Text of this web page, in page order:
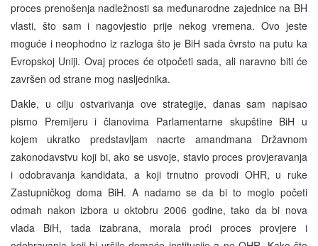
proces prenošenja nadležnosti sa međunarodne zajednice na BH
vlasti, što sam i nagovjestio prije nekog vremena. Ovo jeste
moguće i neophodno iz razloga što je BiH sada čvrsto na putu ka
Evropskoj Uniji. Ovaj proces će otpočeti sada, ali naravno biti će
završen od strane mog nasljednika.
Dakle, u cilju ostvarivanja ove strategije, danas sam napisao
pismo Premijeru i članovima Parlamentarne skupštine BiH u
kojem ukratko predstavljam nacrte amandmana Državnom
zakonodavstvu koji bi, ako se usvoje, stavio proces provjeravanja
i odobravanja kandidata, a koji trnutno provodi OHR, u ruke
Zastupničkog doma BiH. A nadamo se da bi to moglo početi
odmah nakon izbora u oktobru 2006 godine, tako da bi nova
vlada BiH, tada izabrana, morala proći proces provjere i